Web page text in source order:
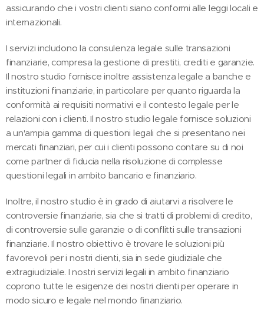
assicurando che i vostri clienti siano conformi alle leggi locali e
internazionali.
I servizi includono la consulenza legale sulle transazioni
finanziarie, compresa la gestione di prestiti, crediti e garanzie.
Il nostro studio fornisce inoltre assistenza legale a banche e
instituzioni finanziarie, in particolare per quanto riguarda la
conformità ai requisiti normativi e il contesto legale per le
relazioni con i clienti. Il nostro studio legale fornisce soluzioni
a un'ampia gamma di questioni legali che si presentano nei
mercati finanziari, per cui i clienti possono contare su di noi
come partner di fiducia nella risoluzione di complesse
questioni legali in ambito bancario e finanziario.
Inoltre, il nostro studio è in grado di aiutarvi a risolvere le
controversie finanziarie, sia che si tratti di problemi di credito,
di controversie sulle garanzie o di conflitti sulle transazioni
finanziarie. Il nostro obiettivo è trovare le soluzioni più
favorevoli per i nostri clienti, sia in sede giudiziale che
extragiudiziale. I nostri servizi legali in ambito finanziario
coprono tutte le esigenze dei nostri clienti per operare in
modo sicuro e legale nel mondo finanziario.